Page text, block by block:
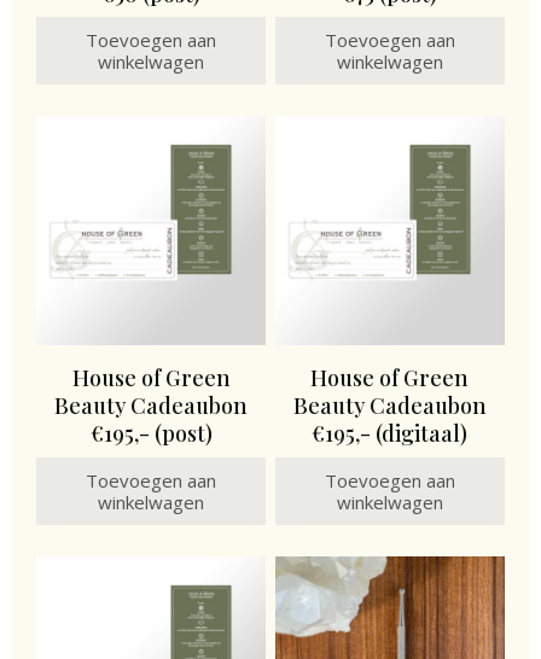
Toevoegen aan
winkelwagen
Toevoegen aan
winkelwagen
House of Green
Beauty Cadeaubon
€195,- (post)
Toevoegen aan
winkelwagen
House of Green
Beauty Cadeaubon
€195,- (digitaal)
Toevoegen aan
winkelwagen